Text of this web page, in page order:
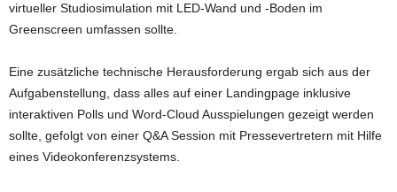
virtueller Studiosimulation mit LED-Wand und -Boden im
Greenscreen umfassen sollte.
Eine zusätzliche technische Herausforderung ergab sich aus der
Aufgabenstellung, dass alles auf einer Landingpage inklusive
interaktiven Polls und Word-Cloud Ausspielungen gezeigt werden
sollte, gefolgt von einer Q&A Session mit Pressevertretern mit Hilfe
eines Videokonferenzsystems.